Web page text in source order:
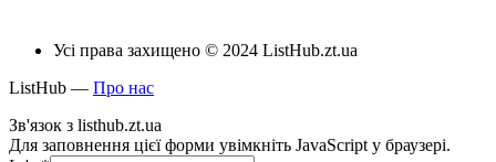
Усі права захищено © 2024 ListHub.zt.ua
ListHub — Про нас
Зв'язок з listhub.zt.ua
Для заповнення цієї форми увімкніть JavaScript у браузері.